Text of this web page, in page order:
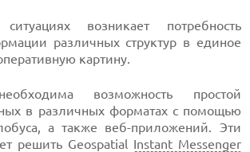
возникает потребность
различных структур в единое
картину.
возможность простой
в различных форматах с помощью
а также веб-приложений. Эти
решить Geospatial Instant Messenger